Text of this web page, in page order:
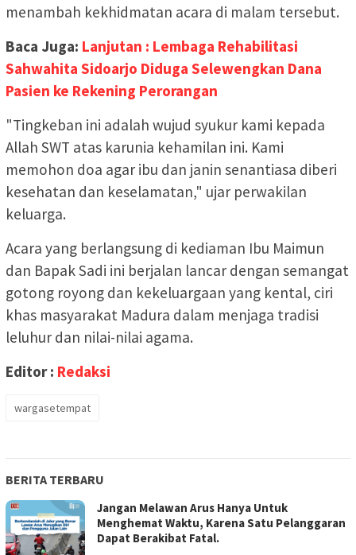
menambah kekhidmatan acara di malam tersebut.
Baca Juga: Lanjutan : Lembaga Rehabilitasi
Sahwahita Sidoarjo Diduga Selewengkan Dana
Pasien ke Rekening Perorangan
"Tingkeban ini adalah wujud syukur kami kepada
Allah SWT atas karunia kehamilan ini. Kami
memohon doa agar ibu dan janin senantiasa diberi
kesehatan dan keselamatan," ujar perwakilan
keluarga.
Acara yang berlangsung di kediaman Ibu Maimun
dan Bapak Sadi ini berjalan lancar dengan semangat
gotong royong dan kekeluargaan yang kental, ciri
khas masyarakat Madura dalam menjaga tradisi
leluhur dan nilai-nilai agama.
Editor : Redaksi
wargasetempat
BERITA TERBARU
Jangan Melawan Arus Hanya Untuk
Menghemat Waktu, Karena Satu Pelanggaran
Dapat Berakibat Fatal.